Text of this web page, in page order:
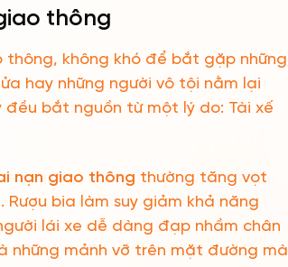
thông
không khó để bắt gặp những
hay những người vô tội nằm lại
bắt nguồn từ một lý do: Tài xế
nạn giao thông thường tăng vọt
bia làm suy giảm khả năng
lái xe dễ dàng đạp nhầm chân
những mảnh vỡ trên mặt đường mà